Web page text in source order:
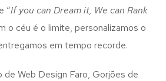
“If you can Dream it, We can Rank
o céu é o limite, personalizamos o
em tempo recorde.
Web Design Faro, Gorjões de